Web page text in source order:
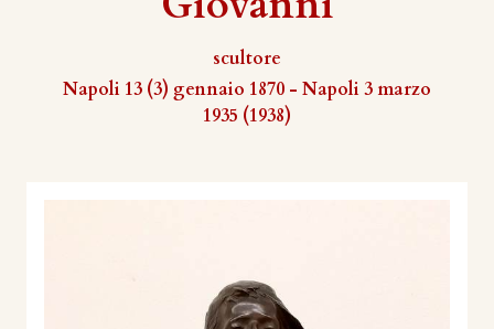
scultore
Napoli 13 (3) gennaio 1870 - Napoli 3 marzo
1935 (1938)